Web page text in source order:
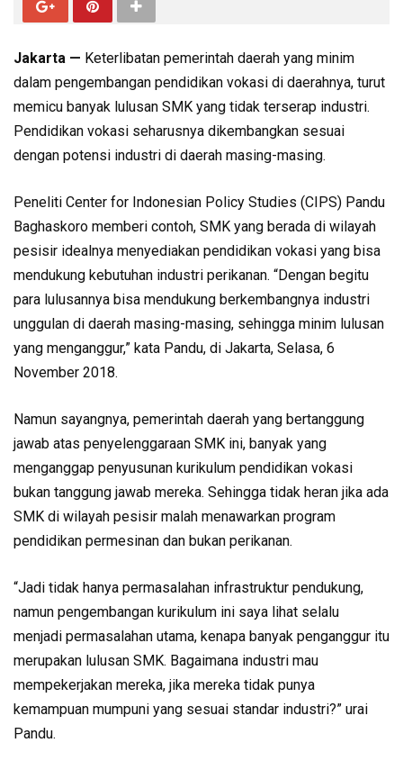
Jakarta — Keterlibatan pemerintah daerah yang minim
dalam pengembangan pendidikan vokasi di daerahnya, turut
memicu banyak lulusan SMK yang tidak terserap industri.
Pendidikan vokasi seharusnya dikembangkan sesuai
dengan potensi industri di daerah masing-masing.
Peneliti Center for Indonesian Policy Studies (CIPS) Pandu
Baghaskoro memberi contoh, SMK yang berada di wilayah
pesisir idealnya menyediakan pendidikan vokasi yang bisa
mendukung kebutuhan industri perikanan. “Dengan begitu
para lulusannya bisa mendukung berkembangnya industri
unggulan di daerah masing-masing, sehingga minim lulusan
yang menganggur,” kata Pandu, di Jakarta, Selasa, 6
November 2018.
Namun sayangnya, pemerintah daerah yang bertanggung
jawab atas penyelenggaraan SMK ini, banyak yang
menganggap penyusunan kurikulum pendidikan vokasi
bukan tanggung jawab mereka. Sehingga tidak heran jika ada
SMK di wilayah pesisir malah menawarkan program
pendidikan permesinan dan bukan perikanan.
“Jadi tidak hanya permasalahan infrastruktur pendukung,
namun pengembangan kurikulum ini saya lihat selalu
menjadi permasalahan utama, kenapa banyak penganggur itu
merupakan lulusan SMK. Bagaimana industri mau
mempekerjakan mereka, jika mereka tidak punya
kemampuan mumpuni yang sesuai standar industri?” urai
Pandu.